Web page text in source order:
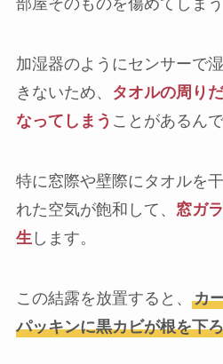
部屋そのものを傷めてしま
加湿器のようにセンサーで
きないため、
タオルの周り
なってしまう ことがあるんで
特に窓際や壁際にタオルを
れた空気が飽和して、 窓ガ
生 します。
この結露を放置すると、 カ
パッキンに黒カビが根を下